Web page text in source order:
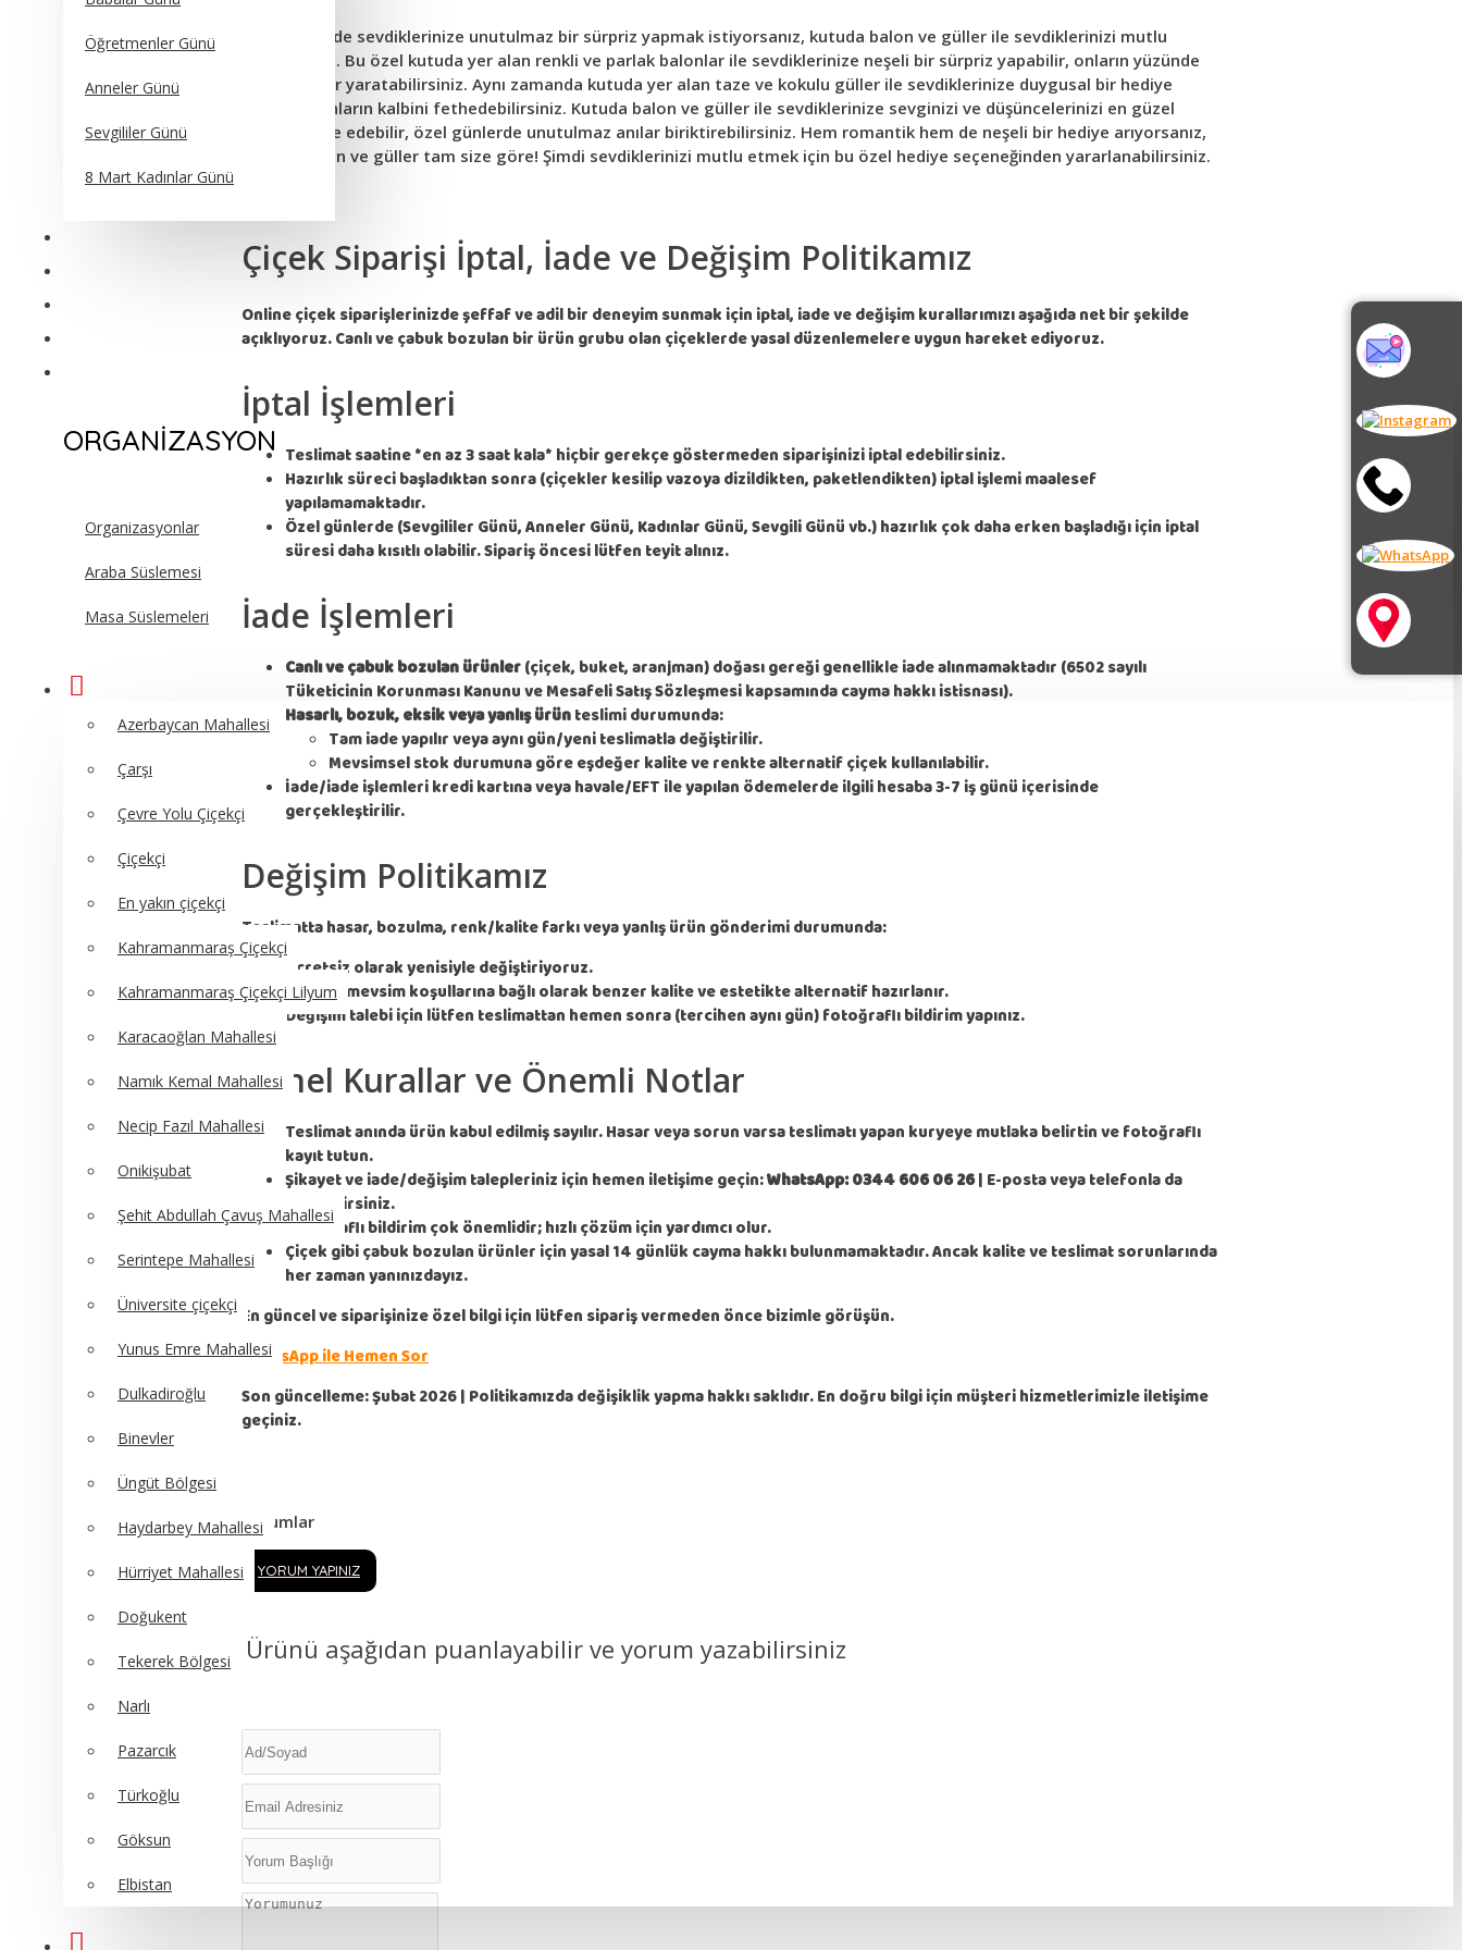
Öğretmenler Günü
Anneler Günü
Sevgililer Günü
8 Mart Kadınlar Günü
ORGANIZASYON
Organizasyonlar
Araba Süslemesi
Masa Süslemeleri
Azerbaycan Mahallesi
Çarşı
Çevre Yolu Çiçekçi
Çiçekçi
En yakın çiçekçi
Kahramanmaraş Çiçekçi
Kahramanmaraş Çiçekçi Lilyum
Karacaoğlan Mahallesi
Namık Kemal Mahallesi
Necip Fazıl Mahallesi
Onikişubat
Şehit Abdullah Çavuş Mahallesi
Serintepe Mahallesi
Üniversite çiçekçi
Yunus Emre Mahallesi
Dulkadiroğlu
Binevler
Üngüt Bölgesi
Haydarbey Mahallesi
Hürriyet Mahallesi
Doğukent
Tekerek Bölgesi
Narlı
Pazarcık
Türkoğlu
Göksun
Elbistan
Özel günlerde sevdiklerinize unutulmaz bir sürpriz yapmak istiyorsanız, kutuda balon ve güller ile sevdiklerinizi mutlu
edebilirsiniz. Bu özel kutuda yer alan renkli ve parlak balonlar ile sevdiklerinize neşeli bir sürpriz yapabilir, onların yüzünde
tebessümler yaratabilirsiniz. Aynı zamanda kutuda yer alan taze ve kokulu güller ile sevdiklerinize duygusal bir hediye
sunabilir, onların kalbini fethedebilirsiniz. Kutuda balon ve güller ile sevdiklerinize sevginizi ve düşüncelerinizi en güzel
şekilde ifade edebilir, özel günlerde unutulmaz anılar biriktirebilirsiniz. Hem romantik hem de neşeli bir hediye arıyorsanız,
kutuda balon ve güller tam size göre! Şimdi sevdiklerinizi mutlu etmek için bu özel hediye seçeneğinden yararlanabilirsiniz.
Çiçek Siparişi İptal, İade ve Değişim Politikamız
Online çiçek siparişlerinizde şeffaf ve adil bir deneyim sunmak için iptal, iade ve değişim kurallarımızı aşağıda net bir şekilde
açıklıyoruz. Canlı ve çabuk bozulan bir ürün grubu olan çiçeklerde yasal düzenlemelere uygun hareket ediyoruz.
İptal İşlemleri
Teslimat saatine *en az 3 saat kala* hiçbir gerekçe göstermeden siparişinizi iptal edebilirsiniz.
Hazırlık süreci başladıktan sonra (çiçekler kesilip vazoya dizildikten, paketlendikten) iptal işlemi maalesef
yapılamamaktadır.
Özel günlerde (Sevgililer Günü, Anneler Günü, Kadınlar Günü, Sevgili Günü vb.) hazırlık çok daha erken başladığı için iptal
süresi daha kısıtlı olabilir. Sipariş öncesi lütfen teyit alınız.
İade İşlemleri
Canlı ve çabuk bozulan ürünler(çiçek, buket, aranjman) doğası gereği genellikle iade alınmamaktadır (6502 sayılı
Tüketicinin Korunması Kanunu ve Mesafeli Satış Sözleşmesi kapsamında cayma hakkı istisnası).
Hasarlı, bozuk, eksik veya yanlış ürünteslimi durumunda:
Tam iade yapılır veya aynı gün/yeni teslimatla değiştirilir.
Mevsimsel stok durumuna göre eşdeğer kalite ve renkte alternatif çiçek kullanılabilir.
İade/iade işlemleri kredi kartına veya havale/EFT ile yapılan ödemelerde ilgili hesaba 3-7 iş günü içerisinde
gerçekleştirilir.
Değişim Politikamız
Teslimatta hasar, bozulma, renk/kalite farkı veya yanlış ürün gönderimi durumunda:
Ücretsiz olarak yenisiyle değiştiriyoruz.
Stok ve mevsim koşullarına bağlı olarak benzer kalite ve estetikte alternatif hazırlanır.
Değişim talebi için lütfen teslimattan hemen sonra (tercihen aynı gün) fotoğraflı bildirim yapınız.
Genel Kurallar ve Önemli Notlar
Teslimat anında ürün kabul edilmiş sayılır. Hasar veya sorun varsa teslimatı yapan kuryeye mutlaka belirtin ve fotoğraflı
kayıt tutun.
Şikayet ve iade/değişim talepleriniz için hemen iletişime geçin:WhatsApp: 0344 606 06 26| E-posta veya telefonla da
ulaşabilirsiniz.
Fotoğraflı bildirim çok önemlidir; hızlı çözüm için yardımcı olur.
Çiçek gibi çabuk bozulan ürünler için yasal 14 günlük cayma hakkı bulunmamaktadır. Ancak kalite ve teslimat sorunlarında
her zaman yanınızdayız.
En güncel ve siparişinize özel bilgi için lütfen sipariş vermeden önce bizimle görüşün.
WhatsApp ile Hemen Sor
Son güncelleme: Şubat 2026 | Politikamızda değişiklik yapma hakkı saklıdır. En doğru bilgi için müşteri hizmetlerimizle iletişime
geçiniz.
Yorumlar
YORUM YAPINIZ
Ürünü aşağıdan puanlayabilir ve yorum yazabilirsiniz